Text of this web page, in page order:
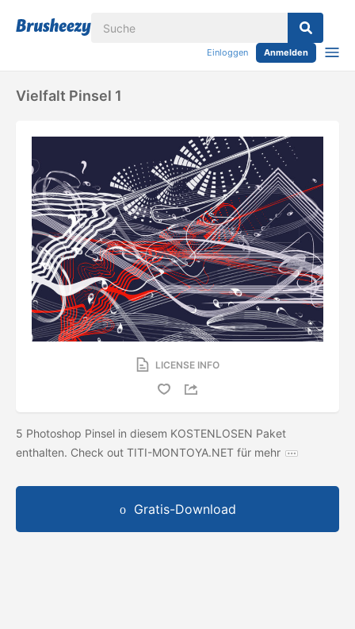
Einloggen Anmelden
Vielfalt Pinsel 1
LICENSE INFO
5 Photoshop Pinsel in diesem KOSTENLOSEN Paket
enthalten. Check out TITI-MONTOYA.NET für mehr
Gratis-Download